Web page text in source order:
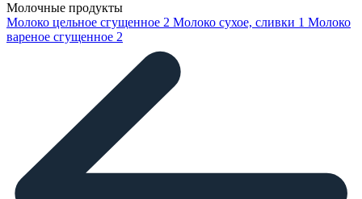
Молочные продукты
Молоко цельное сгущенное 2 Молоко сухое, сливки 1 Молоко
вареное сгущенное 2